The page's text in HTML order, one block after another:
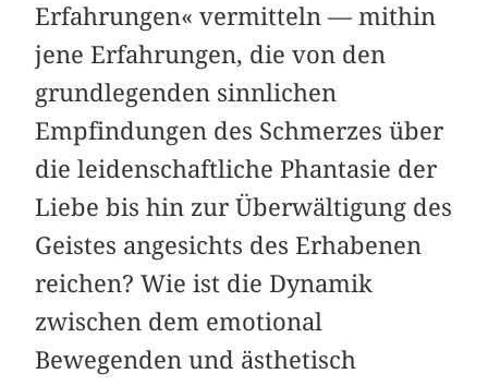
Erfahrungen« vermitteln — mithin
jene Erfahrungen, die von den
grundlegenden sinnlichen
Empfindungen des Schmerzes über
die leidenschaftliche Phantasie der
Liebe bis hin zur Überwältigung des
Geistes angesichts des Erhabenen
reichen? Wie ist die Dynamik
zwischen dem emotional
Bewegenden und ästhetisch